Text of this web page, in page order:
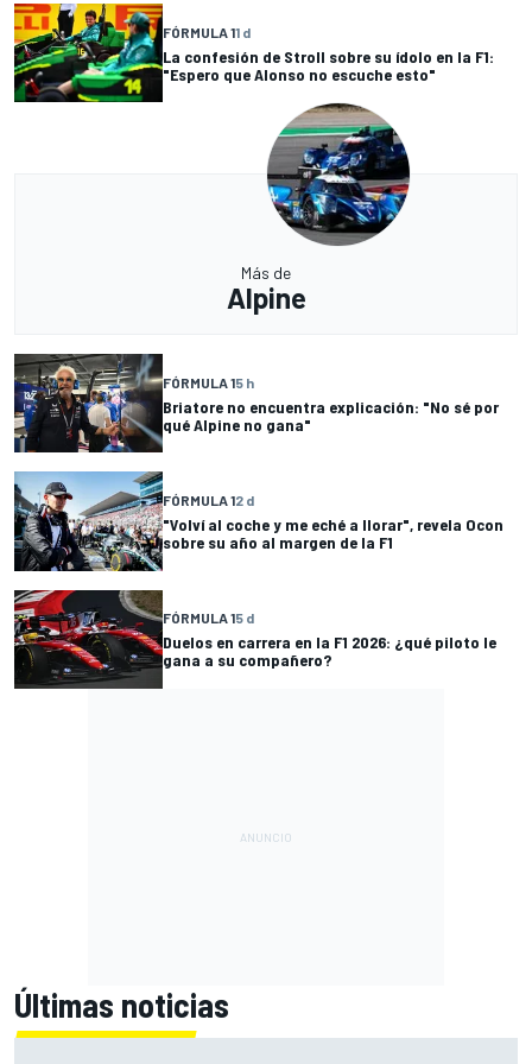
FÓRMULA 11 d
La confesión de Stroll sobre su ídolo en la F1:
"Espero que Alonso no escuche esto"
Más de
Alpine
FÓRMULA 15 h
Briatore no encuentra explicación: "No sé por
qué Alpine no gana"
FÓRMULA 12 d
"Volví al coche y me eché a llorar", revela Ocon
sobre su año al margen de la F1
FÓRMULA 15 d
Duelos en carrera en la F1 2026: ¿qué piloto le
gana a su compañero?
Últimas noticias